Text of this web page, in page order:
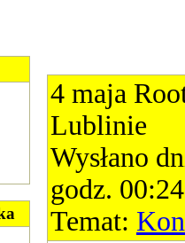
4 maja
Lublinie
Wysłano
godz.
Temat: